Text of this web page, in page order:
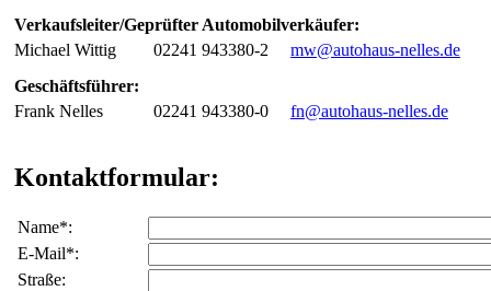
Verkaufsleiter/Geprüfter Automobilverkäufer:
Michael Wittig
02241 943380-2
mw@autohaus-nelles.de
Geschäftsführer:
Frank Nelles
02241 943380-0 fn@autohaus-nelles.de
Kontaktformular:
Name*:
E-Mail*:
Straße: